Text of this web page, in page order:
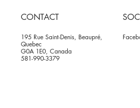
CONTACT
195 Rue Saint-Denis, Beaupré,
Quebec
G0A 1E0, Canada
581-990-3379